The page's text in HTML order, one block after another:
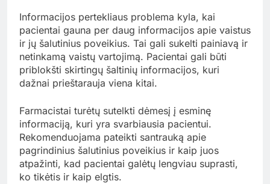
Informacijos pertekliaus problema kyla, kai
pacientai gauna per daug informacijos apie vaistus
ir jų šalutinius poveikius. Tai gali sukelti painiavą ir
netinkamą vaistų vartojimą. Pacientai gali būti
priblokšti skirtingų šaltinių informacijos, kuri
dažnai prieštarauja viena kitai.
Farmacistai turėtų sutelkti dėmesį į esminę
informaciją, kuri yra svarbiausia pacientui.
Rekomenduojama pateikti santrauką apie
pagrindinius šalutinius poveikius ir kaip juos
atpažinti, kad pacientai galėtų lengviau suprasti,
ko tikėtis ir kaip elgtis.